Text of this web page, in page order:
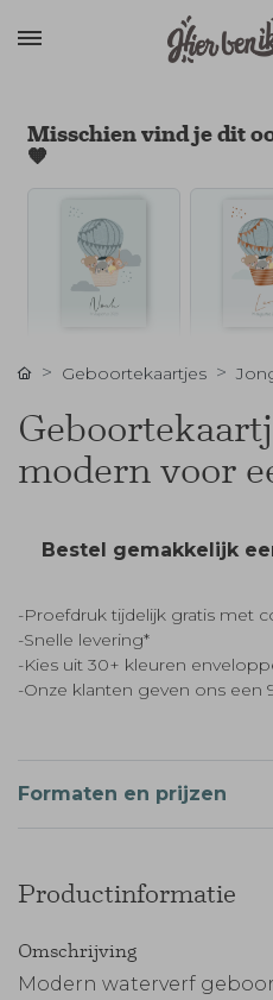
Misschien vind je dit
🧡
Geboortekaartjes
modern voor
Bestel gemakkelijk
-Proefdruk tijdelijk gratis met
-Snelle levering*
-Kies uit 30+ kleuren
-Onze klanten geven ons een
Formaten en prijzen
Productinformatie
Omschrijving
Modern waterverf